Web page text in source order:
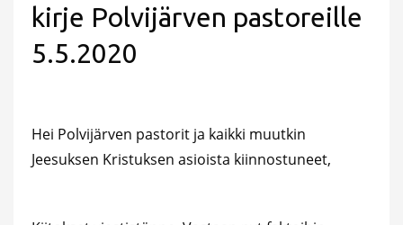
kirje Polvijärven pastoreille
5.5.2020
Hei Polvijärven pastorit ja kaikki muutkin
Jeesuksen Kristuksen asioista kiinnostuneet,